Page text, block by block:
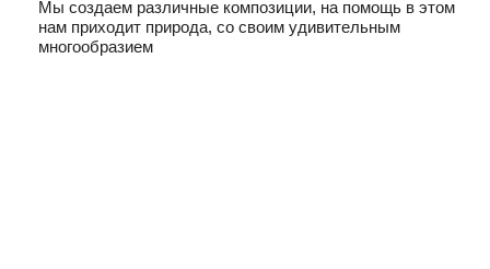
Мы создаем различные композиции, на помощь в этом
нам приходит природа, со своим удивительным
многообразием